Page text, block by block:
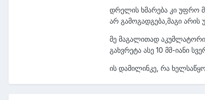
დრელის ხმარება კი უფრო
არ გამოგადგება,მაგი არის
მე მაგალითად
გახვრეტა ასე 10 მმ-იანი
ის დამილინკე, რა